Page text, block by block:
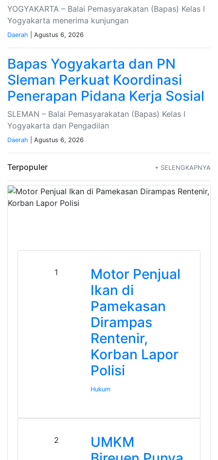
YOGYAKARTA – Balai Pemasyarakatan (Bapas) Kelas I
Yogyakarta menerima kunjungan
Daerah | Agustus 6, 2026
Bapas Yogyakarta dan PN
Sleman Perkuat Koordinasi
Penerapan Pidana Kerja Sosial
SLEMAN – Balai Pemasyarakatan (Bapas) Kelas I
Yogyakarta dan Pengadilan
Daerah | Agustus 6, 2026
Terpopuler + SELENGKAPNYA
1
Motor Penjual
Ikan di
Pamekasan
Dirampas
Rentenir,
Korban Lapor
Polisi
Hukum
2
UMKM